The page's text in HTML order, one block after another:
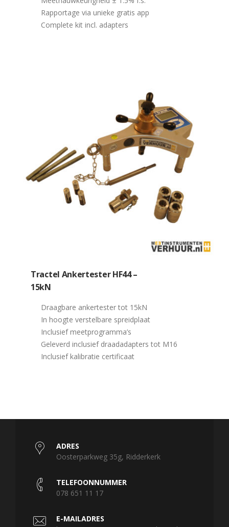
Rapportage via unieke gratis app
Complete kit incl. adapters
Tractel Ankertester HF44 –
15kN
Draagbare ankertester tot 15kN
In hoogte verstelbare spreidplaat
Inclusief meetprogramma’s
Geleverd inclusief draadadapters tot M16
Inclusief kalibratie certificaat
ADRES
Oosterparkweg 35g, Ridderkerk
TELEFOONNUMMER
078 651 11 17
E-MAILADRES